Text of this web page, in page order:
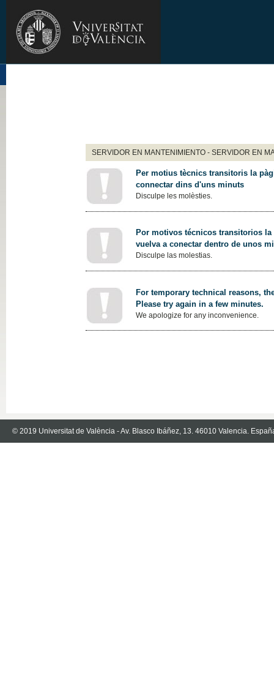
SERVIDOR EN MANTENIMIENTO - SERVIDOR EN
Per motius tècnics transitoris la
connectar dins d'uns minuts
Disculpe les molèsties.
Por motivos técnicos transitorios
vuelva a conectar dentro de unos
Disculpe las molestias.
For temporary technical reasons,
Please try again in a few minutes.
We apologize for any inconvenience.
© 2019 Universitat de València - Av. Blasco Ibáñez, 13. 46010 Valencia.